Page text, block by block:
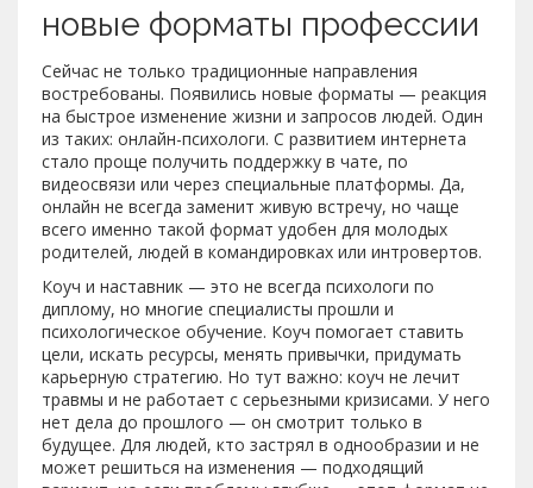
новые форматы профессии
Сейчас не только традиционные направления
востребованы. Появились новые форматы — реакция
на быстрое изменение жизни и запросов людей. Один
из таких: онлайн-психологи. С развитием интернета
стало проще получить поддержку в чате, по
видеосвязи или через специальные платформы. Да,
онлайн не всегда заменит живую встречу, но чаще
всего именно такой формат удобен для молодых
родителей, людей в командировках или интровертов.
Коуч и наставник — это не всегда психологи по
диплому, но многие специалисты прошли и
психологическое обучение. Коуч помогает ставить
цели, искать ресурсы, менять привычки, придумать
карьерную стратегию. Но тут важно: коуч не лечит
травмы и не работает с серьезными кризисами. У него
нет дела до прошлого — он смотрит только в
будущее. Для людей, кто застрял в однообразии и не
может решиться на изменения — подходящий